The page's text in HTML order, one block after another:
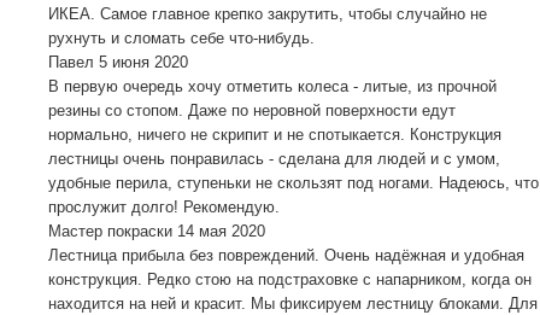
ИКЕА. Самое главное крепко закрутить, чтобы случайно не
рухнуть и сломать себе что-нибудь.
Павел 5 июня 2020
В первую очередь хочу отметить колеса - литые, из прочной
резины со стопом. Даже по неровной поверхности едут
нормально, ничего не скрипит и не спотыкается. Конструкция
лестницы очень понравилась - сделана для людей и с умом,
удобные перила, ступеньки не скользят под ногами. Надеюсь, что
прослужит долго! Рекомендую.
Мастер покраски 14 мая 2020
Лестница прибыла без повреждений. Очень надёжная и удобная
конструкция. Редко стою на подстраховке с напарником, когда он
находится на ней и красит. Мы фиксируем лестницу блоками. Для